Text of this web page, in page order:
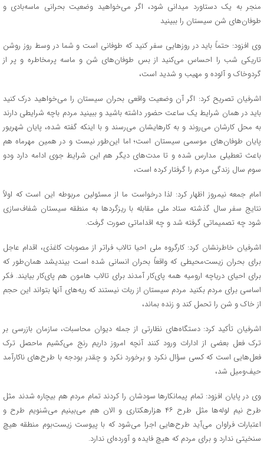
منجر به یک دستاورد میدانی شود، اگر می‌خواهید وضعیت بحرانی ماسه‌بادی و
طوفان‌های شن سیستان را ببینید
وی افزود: حتماً باید در روزهایی سفر کنید که طوفانی است و شما در وسط روز روشن
تاریکی شب را احساس می‌کنید از بس طوفان‌های شن و ماسه پرمخاطره و پر از
گردوخاک و آلوده و مهیب و شدید است،
اشرفیان تصریح کرد: اگر آن وضعیت واقعی بحران سیستان را می‌خواهید درک کنید
باید در همان شرایط یک ساعت حضور داشته باشید و ببینید مردم باچه شرایطی دارند
به محل کارشان می‌روند و به کارهایشان می‌رسند و با اینکه گفته شده، پایان شهریور
پایان طوفان‌های موسمی سیستان است؛ اما این‌طور نیست و در همین مهرماه هم
باعث تعطیلی مدارس شده و تا مدت‌های دیگر هم این شرایط جوی ادامه دارد ودو
سوم سال زندگی مردم را گرفتار کرده است،
امام جمعه نیمروز اظهار کرد: لذا درخواست ما از مسئولین مربوطه این است که اولاً
نتایج سفر سال گذشته ستاد ملی مقابله با ریزگردها به منطقه سیستان شفاف‌سازی
شود چه تصمیماتی گرفته شد و چه اقداماتی صورت گرفت.
اشرفیان خاطرنشان کرد: کارگروه ملی احیا تالاب فراتر از مصوبات کاغذی، اقدام عاجل
برای بحران زیست‌محیطی که واقعاً بحران انسانی شده است بیندیشد همان‌طور که
برای احیای دریاچه ارومیه همه پای‌کار آمدند برای تالاب هامون هم پای‌کار بیایند. فکر
اساسی برای مردم بکنید مردم سیستان از ربات نیستند که ریه‌های آنها بتواند این حجم
از خاک و شن را تحمل کند و زنده بماند،
اشرفیان تأکید کرد: دستگاه‌های نظارتی از جمله دیوان محاسبات، سازمان بازرسی بر
ترک فعل بعضی از ادارات ورود کنند آنچه امروز داریم رنج می‌کشیم ماحصل ترک
فعل‌هایی است که کسی سؤال نکرد و برخورد نکرد و چقدر بودجه با طرح‌های ناکارآمد
حیف‌ومیل شد،
وی در پایان افزود: تمام پیمانکارها سودشان را کردند تمام مردم هم بیچاره شدند مثل
طرح نیم لوله‌ها مثل طرح ۴۶ هزارهکتاری و الان هم می‌بینیم می‌شنویم طرح و
اعتبارات فراوان می‌آید طرح‌هایی اجرا می‌شود که با پیوست زیست‌بوم منطقه هیچ
سنخیتی ندارد و برای مردم که هیچ فایده و آورده‌ای ندارد.